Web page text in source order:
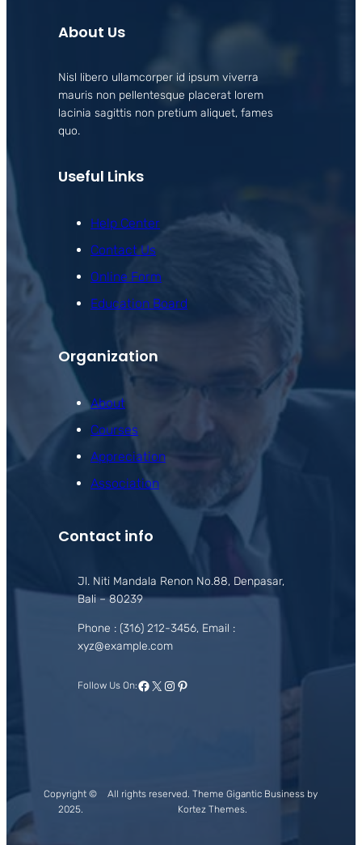
About Us
Nisl libero ullamcorper id ipsum viverra
mauris non pellentesque placerat lorem
lacinia sagittis non pretium aliquet, fames
quo.
Useful Links
Help Center
Contact Us
Online Form
Education Board
Organization
About
Courses
Appreciation
Association
Contact info
Jl. Niti Mandala Renon No.88, Denpasar,
Bali – 80239
Phone : (316) 212-3456, Email :
xyz@example.com
Follow Us On:Facebook
X Instagram
Pinterest
Copyright ©
2025.
All rights reserved. Theme Gigantic Business by
Kortez Themes.